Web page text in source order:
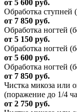
от 5 600 руб.
Обработка ступней
от 7 850 руб.
Обработка ногтей
от 5 150 руб.
Обработка ногтей
от 5 600 руб.
Обработка ногтей
от 7 850 руб.
Чистка микоза или
(поражение до 1/4
от 2 750 руб.